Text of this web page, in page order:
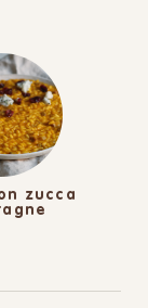
zucca